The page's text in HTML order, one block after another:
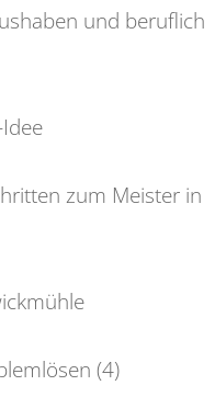
und beruflich
zum Meister in
(4)